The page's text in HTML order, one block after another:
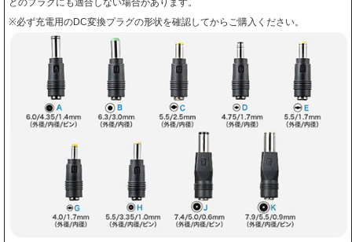
どのプラグにも適合しない場合があります。
※必ず充電用のDC変換プラグの形状を確認してからご購入ください。